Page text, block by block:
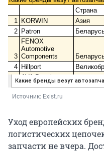
Источник: Exist.ru
Уход европейских
логистических
запчасти не вчера.